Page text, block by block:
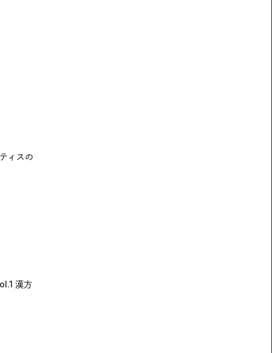
ィスの
漢方